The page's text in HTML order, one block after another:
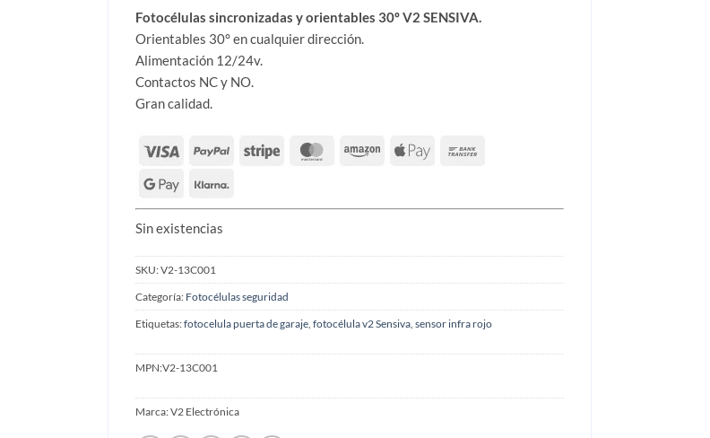
Fotocélulas sincronizadas y orientables 30º V2 SENSIVA.
Orientables 30° en cualquier dirección.
Alimentación 12/24v.
Contactos NC y NO.
Gran calidad.
Sin existencias
SKU:V2-13C001
Categoría: Fotocélulas seguridad
Etiquetas:fotocelula puerta de garaje, fotocélula v2 Sensiva, sensor infra rojo
MPN:V2-13C001
Marca:V2 Electrónica